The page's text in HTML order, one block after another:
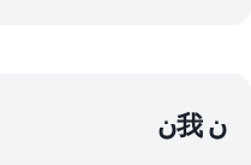
𞸍 我𞸍